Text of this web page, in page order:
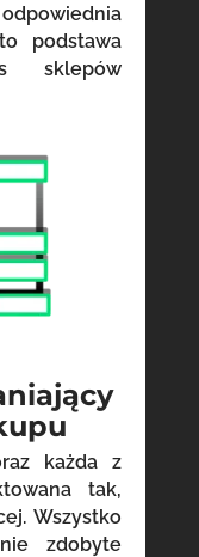
podstawa
sklepów
każda z
tak,
Wszystko
zdobyte